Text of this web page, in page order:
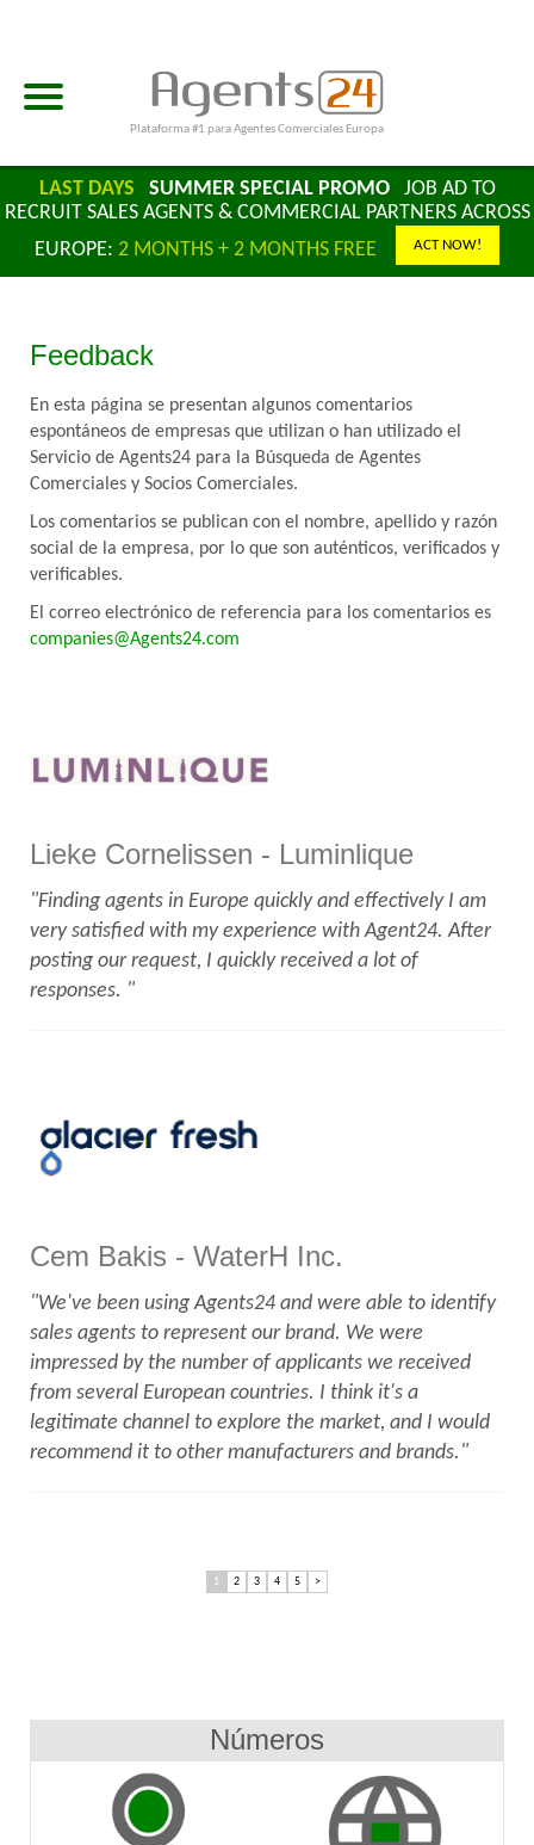
Plataforma #1 para Agentes Comerciales Europa
LAST DAYS SUMMER SPECIAL PROMOJOB AD TO
RECRUIT SALES AGENTS & COMMERCIAL PARTNERS ACROSS
EUROPE: 2 MONTHS + 2 MONTHS FREE ACT NOW!
Feedback
En esta página se presentan algunos comentarios
espontáneos de empresas que utilizan o han utilizado el
Servicio de Agents24 para la Búsqueda de Agentes
Comerciales y Socios Comerciales.
Los comentarios se publican con el nombre, apellido y razón
social de la empresa, por lo que son auténticos, verificados y
verificables.
El correo electrónico de referencia para los comentarios es
companies@Agents24.com
Lieke Cornelissen - Luminlique
"Finding agents in Europe quickly and effectively I am
very satisfied with my experience with Agent24. After
posting our request, I quickly received a lot of
responses. "
Cem Bakis - WaterH Inc.
"We've been using Agents24 and were able to identify
sales agents to represent our brand. We were
impressed by the number of applicants we received
from several European countries. I think it's a
legitimate channel to explore the market, and I would
recommend it to other manufacturers and brands."
1 2 3 4 5 >
Números